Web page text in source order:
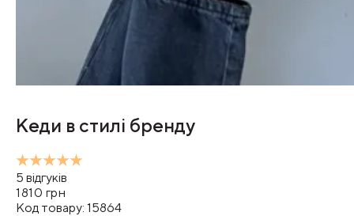
Кеди в стилі бренду
5 відгуків
1810 грн
Код товару: 15864